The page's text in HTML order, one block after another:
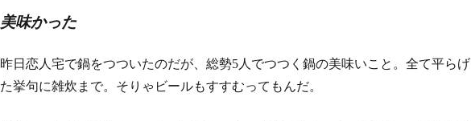
美味かった
昨日恋人宅で鍋をつついたのだが、総勢5人でつつく鍋の美味いこと。全て平らげ
た挙句に雑炊まで。そりゃビールもすすむってもんだ。